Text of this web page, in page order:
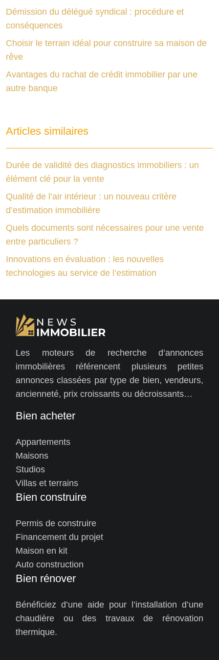
Démission du délégué syndical : procédure et
conséquences
Choisir le terrain idéal pour construire sa maison de
rêve
Avantages du rachat de crédit immobilier par une
autre banque
Articles similaires
Durée de validité des diagnostics immobiliers : un
élément clé pour la vente
Qualité de l’air intérieur : un nouveau critère
d’estimation immobilière
Quels documents sont nécessaires pour une vente
entre particuliers ?
Innovations en évaluation : les nouvelles
technologies au service de l’estimation
Les moteurs de recherche d’annonces
immobilières référencent plusieurs petites
annonces classées par type de bien, vendeurs,
ancienneté, prix croissants ou décroissants…
Bien acheter
Appartements
Maisons
Studios
Villas et terrains
Bien construire
Permis de construire
Financement du projet
Maison en kit
Auto construction
Bien rénover
Bénéficiez d’une aide pour l’installation d’une
chaudière ou des travaux de rénovation
thermique.